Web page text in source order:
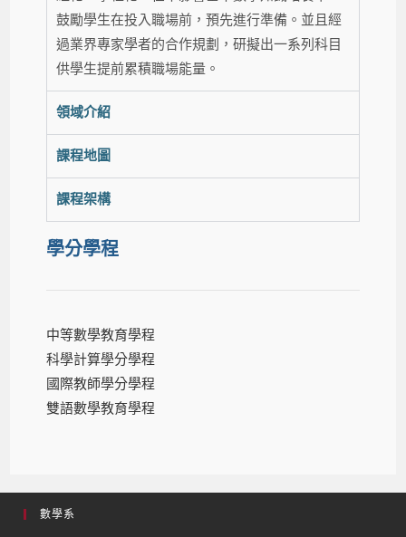
鼓勵學生在投入職場前，預先進行準備。並且經
過業界專家學者的合作規劃，研擬出一系列科目
供學生提前累積職場能量。
領域介紹
課程地圖
課程架構
學分學程
中等數學教育學程
科學計算學分學程
國際教師學分學程
雙語數學教育學程
數學系